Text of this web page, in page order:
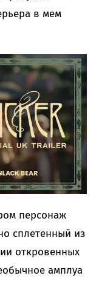
в мем
персонаж
сплетенный из
откровенных
амплуа